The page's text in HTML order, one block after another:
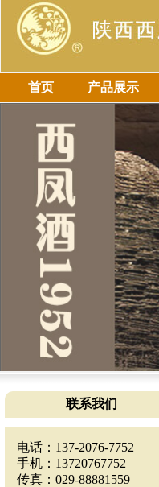
首页 产品展示
联系我们
电话：137-2076-7752
手机：13720767752
传真：029-88881559